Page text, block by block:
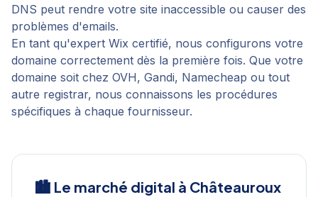
DNS peut rendre votre site inaccessible ou causer des
problèmes d'emails.
En tant qu'expert Wix certifié, nous configurons votre
domaine correctement dès la première fois. Que votre
domaine soit chez OVH, Gandi, Namecheap ou tout
autre registrar, nous connaissons les procédures
spécifiques à chaque fournisseur.
🏙️ Le marché digital à Châteauroux